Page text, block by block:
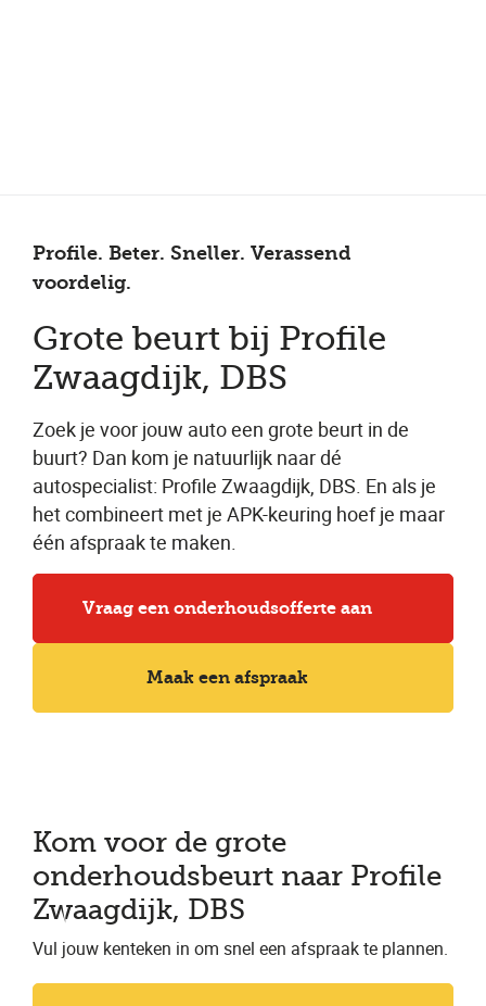
Profile. Beter. Sneller. Verassend
voordelig.
Grote beurt bij Profile
Zwaagdijk, DBS
Zoek je voor jouw auto een grote beurt in de
buurt? Dan kom je natuurlijk naar dé
autospecialist: Profile Zwaagdijk, DBS. En als je
het combineert met je APK-keuring hoef je maar
één afspraak te maken.
Vraag een onderhoudsofferte aan
Maak een afspraak
Kom voor de grote
onderhoudsbeurt naar Profile
Zwaagdijk, DBS
Vul jouw kenteken in om snel een afspraak te plannen.